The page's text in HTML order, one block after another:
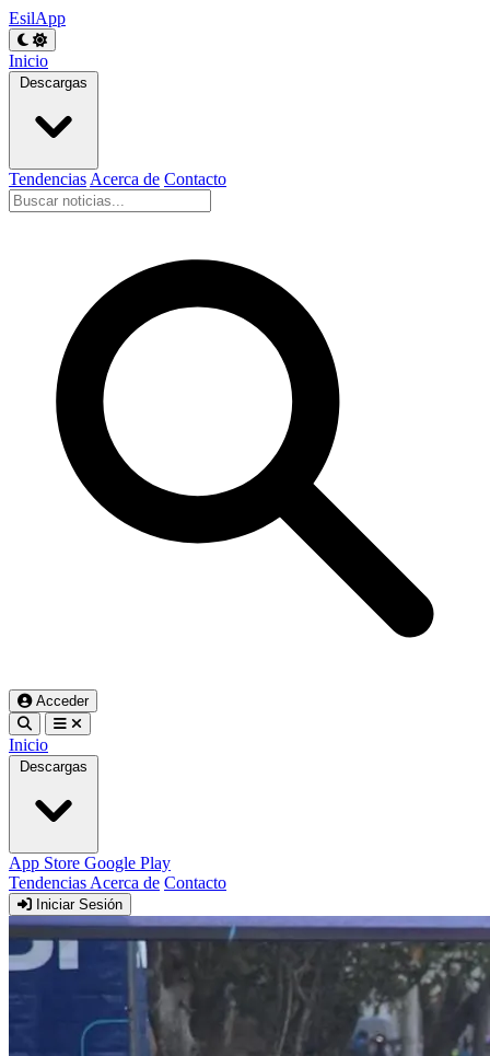
EsilApp
Inicio
Descargas
Tendencias Acerca de Contacto
Acceder
Inicio
Descargas
App Store Google Play
Tendencias Acerca de Contacto
Iniciar Sesión